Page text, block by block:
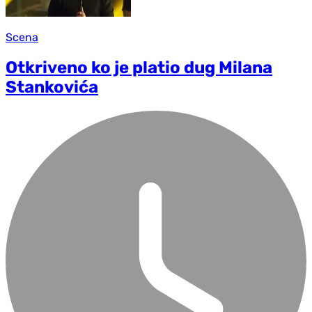
Scena
Otkriveno ko je platio dug Milana
Stankovića